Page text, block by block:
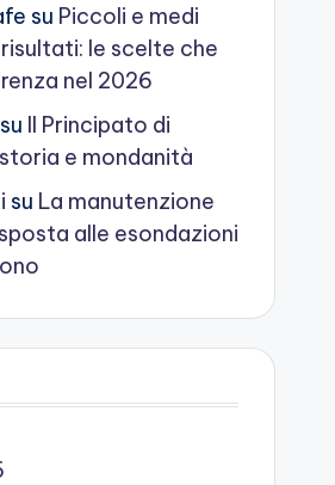
su Piccoli e medi
le scelte che
nel 2026
su Il Principato di
e mondanità
su La manutenzione
alle esondazioni